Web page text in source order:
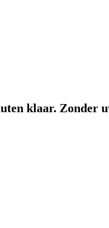
klaar. Zonder